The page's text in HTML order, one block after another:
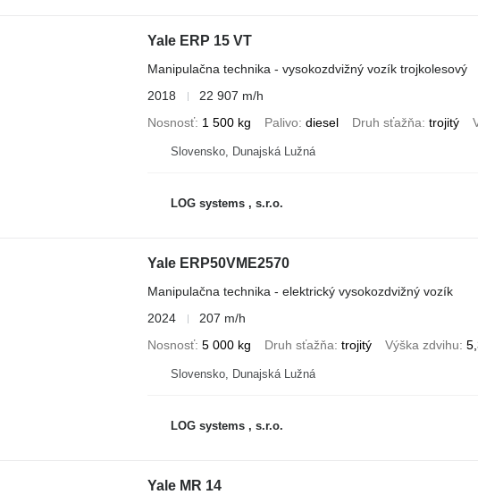
Yale ERP 15 VT
Manipulačna technika - vysokozdvižný vozík trojkolesový
2018
22 907 m/h
Nosnosť 1 500 kg Palivo diesel Druh sťažňa trojitý
Slovensko, Dunajská Lužná
LOG systems , s.r.o.
Yale ERP50VME2570
Manipulačna technika - elektrický vysokozdvižný vozík
2024
207 m/h
Nosnosť 5 000 kg Druh sťažňa trojitý Výška zdvihu
Slovensko, Dunajská Lužná
LOG systems , s.r.o.
Yale MR 14